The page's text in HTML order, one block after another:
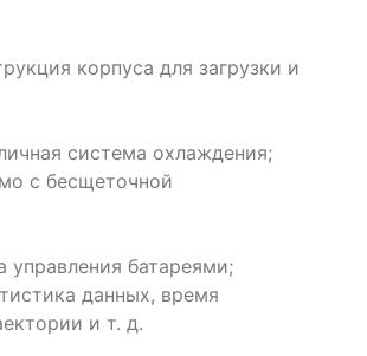
корпуса для загрузки и
система охлаждения;
с бесщеточной
управления батареями;
данных, время
и т. д.